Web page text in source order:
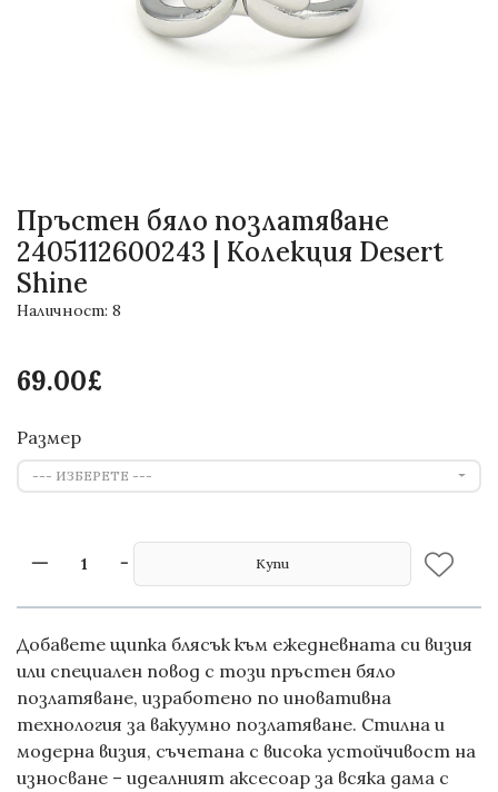
Пръстен бяло позлатяване
2405112600243 | Колекция Desert
Shine
Наличност: 8
69.00£
Размер
--- ИЗБЕРЕТЕ ---
Купи
Добавете щипка блясък към ежедневната си визия
или специален повод с този пръстен бяло
позлатяване, изработено по иновативна
технология за вакуумно позлатяване. Стилна и
модерна визия, съчетана с висока устойчивост на
износване – идеалният аксесоар за всяка дама с